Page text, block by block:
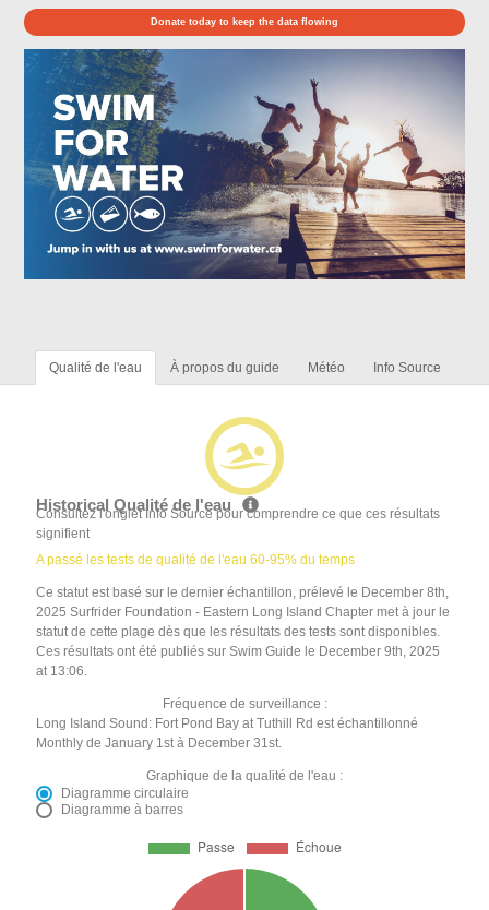
Donate today to keep the data flowing
Qualité de l'eau À propos du guide Météo Info Source
Historical Qualité de l'eau
Consultez l'onglet Info Source pour comprendre ce que ces résultats
signifient
A passé les tests de qualité de l'eau 60-95% du temps
Ce statut est basé sur le dernier échantillon, prélevé le December 8th,
2025 Surfrider Foundation - Eastern Long Island Chapter met à jour le
statut de cette plage dès que les résultats des tests sont disponibles.
Ces résultats ont été publiés sur Swim Guide le December 9th, 2025
at 13:06.
Fréquence de surveillance :
Long Island Sound: Fort Pond Bay at Tuthill Rd est échantillonné
Monthly de January 1st à December 31st.
Graphique de la qualité de l'eau :
Diagramme circulaire
Diagramme à barres